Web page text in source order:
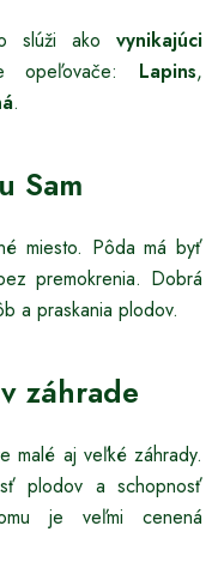
slúži ako vynikajúci
opeľovače: Lapins,
.
Sam
miesto. Pôda má byť
premokrenia. Dobrá
a praskania plodov.
záhrade
malé aj veľké záhrady.
plodov a schopnosť
je veľmi cenená